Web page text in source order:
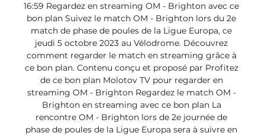
16:59 Regardez en streaming OM - Brighton avec ce
bon plan Suivez le match OM - Brighton lors du 2e
match de phase de poules de la Ligue Europa, ce
jeudi 5 octobre 2023 au Vélodrome. Découvrez
comment regarder le match en streaming grâce à
ce bon plan. Contenu conçu et proposé par Profitez
de ce bon plan Molotov TV pour regarder en
streaming OM - Brighton Regardez le match OM -
Brighton en streaming avec ce bon plan La
rencontre OM - Brighton lors de 2e journée de
phase de poules de la Ligue Europa sera à suivre en